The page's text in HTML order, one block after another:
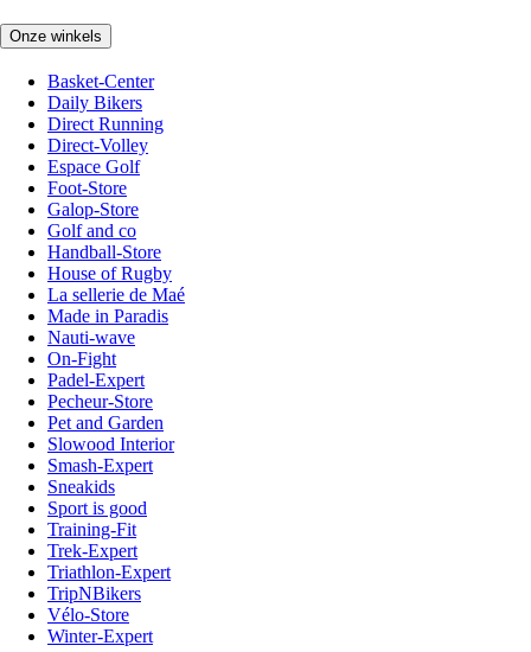
Onze winkels
Basket-Center
Daily Bikers
Direct Running
Direct-Volley
Espace Golf
Foot-Store
Galop-Store
Golf and co
Handball-Store
House of Rugby
La sellerie de Maé
Made in Paradis
Nauti-wave
On-Fight
Padel-Expert
Pecheur-Store
Pet and Garden
Slowood Interior
Smash-Expert
Sneakids
Sport is good
Training-Fit
Trek-Expert
Triathlon-Expert
TripNBikers
Vélo-Store
Winter-Expert